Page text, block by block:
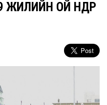
ОЙ ӨНӨӨДӨР